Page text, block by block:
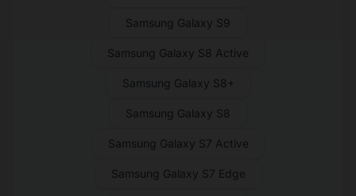
Samsung Galaxy S9
Samsung Galaxy S8 Active
Samsung Galaxy S8+
Samsung Galaxy S8
Samsung Galaxy S7 Active
Samsung Galaxy S7 Edge